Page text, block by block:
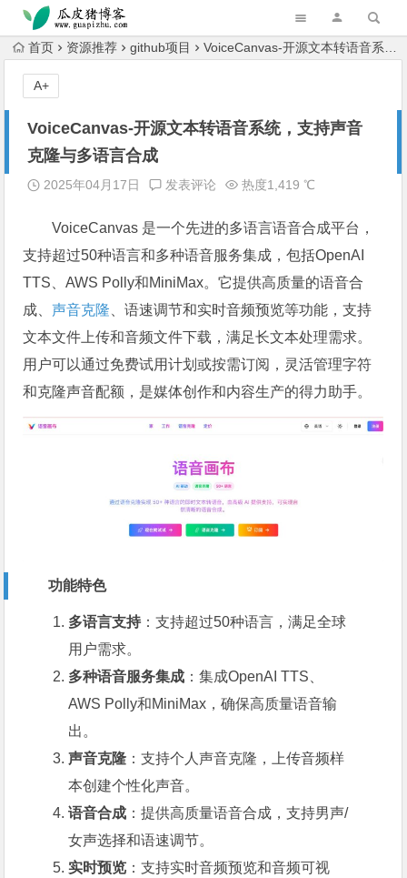
跳转到主内容
首页 资源推荐 github项目 VoiceCanvas-开源文本转语音系统，支持声音克隆与多语言合成
VoiceCanvas-开源文本转语音系统，支持声音
克隆与多语言合成
2025年04月17日 发表评论 热度1,419 ℃
VoiceCanvas 是一个先进的多语言语音合成平台，
支持超过50种语言和多种语音服务集成，包括OpenAI
TTS、AWS Polly和MiniMax。它提供高质量的语音合
成、声音克隆 、语速调节和实时音频预览等功能，支持
文本文件上传和音频文件下载，满足长文本处理需求。
用户可以通过免费试用计划或按需订阅，灵活管理字符
和克隆声音配额，是媒体创作和内容生产的得力助手。
功能特色
多语言支持 ：支持超过50种语言，满足全球
用户需求。
多种语音服务集成 ：集成OpenAI TTS、
AWS Polly和MiniMax，确保高质量语音输
出。
声音克隆 ：支持个人声音克隆，上传音频样
本创建个性化声音。
语音合成 ：提供高质量语音合成，支持男声/
女声选择和语速调节。
实时预览 ：支持实时音频预览和音频可视
A+